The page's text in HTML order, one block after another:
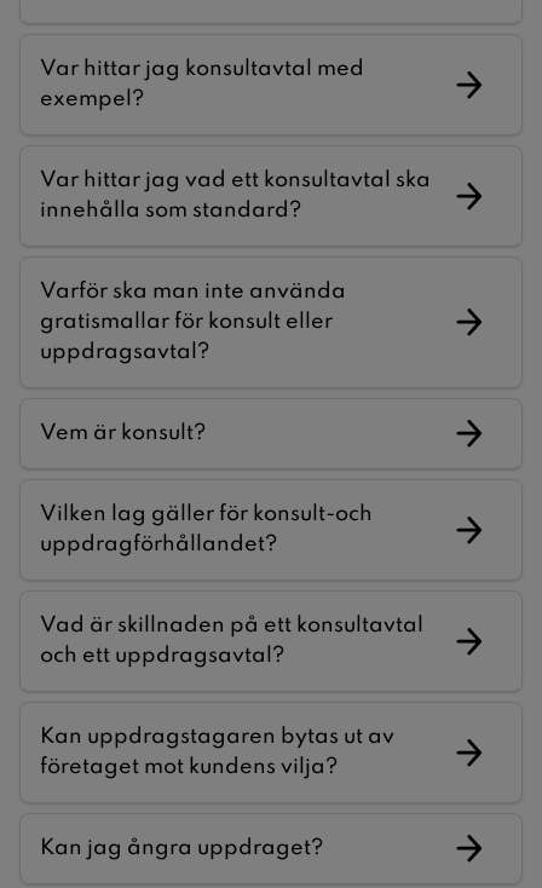
Var hittar jag konsultavtal med
exempel?
Var hittar jag vad ett konsultavtal ska
innehålla som standard?
Varför ska man inte använda
gratismallar för konsult eller
uppdragsavtal?
Vem är konsult?
Vilken lag gäller för konsult-och
uppdragförhållandet?
Vad är skillnaden på ett konsultavtal
och ett uppdragsavtal?
Kan uppdragstagaren bytas ut av
företaget mot kundens vilja?
Kan jag ångra uppdraget?